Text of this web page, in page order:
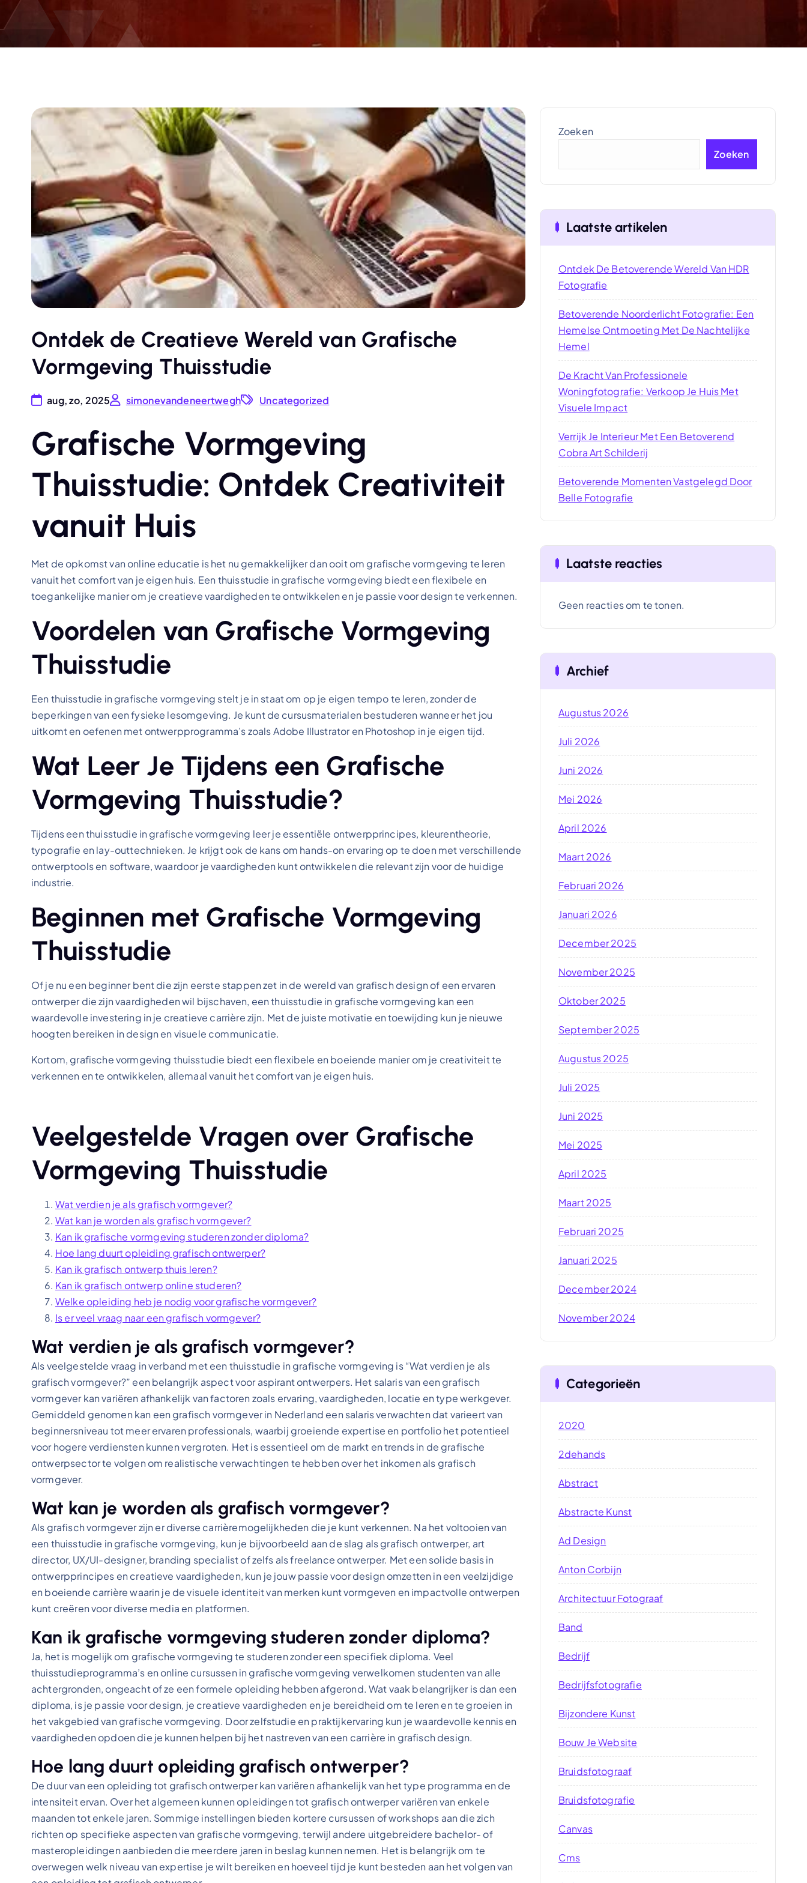
Ontdek de Creatieve Wereld van Grafische
Vormgeving Thuisstudie
aug, zo, 2025 simonevandeneertwegh Uncategorized
Grafische Vormgeving
Thuisstudie: Ontdek Creativiteit
vanuit Huis
Met de opkomst van online educatie is het nu gemakkelijker dan ooit om grafische vormgeving te leren
vanuit het comfort van je eigen huis. Een thuisstudie in grafische vormgeving biedt een flexibele en
toegankelijke manier om je creatieve vaardigheden te ontwikkelen en je passie voor design te verkennen.
Voordelen van Grafische Vormgeving
Thuisstudie
Een thuisstudie in grafische vormgeving stelt je in staat om op je eigen tempo te leren, zonder de
beperkingen van een fysieke lesomgeving. Je kunt de cursusmaterialen bestuderen wanneer het jou
uitkomt en oefenen met ontwerpprogramma’s zoals Adobe Illustrator en Photoshop in je eigen tijd.
Wat Leer Je Tijdens een Grafische
Vormgeving Thuisstudie?
Tijdens een thuisstudie in grafische vormgeving leer je essentiële ontwerpprincipes, kleurentheorie,
typografie en lay-outtechnieken. Je krijgt ook de kans om hands-on ervaring op te doen met verschillende
ontwerptools en software, waardoor je vaardigheden kunt ontwikkelen die relevant zijn voor de huidige
industrie.
Beginnen met Grafische Vormgeving
Thuisstudie
Of je nu een beginner bent die zijn eerste stappen zet in de wereld van grafisch design of een ervaren
ontwerper die zijn vaardigheden wil bijschaven, een thuisstudie in grafische vormgeving kan een
waardevolle investering in je creatieve carrière zijn. Met de juiste motivatie en toewijding kun je nieuwe
hoogten bereiken in design en visuele communicatie.
Kortom, grafische vormgeving thuisstudie biedt een flexibele en boeiende manier om je creativiteit te
verkennen en te ontwikkelen, allemaal vanuit het comfort van je eigen huis.
Veelgestelde Vragen over Grafische
Vormgeving Thuisstudie
Wat verdien je als grafisch vormgever?
Wat kan je worden als grafisch vormgever?
Kan ik grafische vormgeving studeren zonder diploma?
Hoe lang duurt opleiding grafisch ontwerper?
Kan ik grafisch ontwerp thuis leren?
Kan ik grafisch ontwerp online studeren?
Welke opleiding heb je nodig voor grafische vormgever?
Is er veel vraag naar een grafisch vormgever?
Wat verdien je als grafisch vormgever?
Als veelgestelde vraag in verband met een thuisstudie in grafische vormgeving is “Wat verdien je als
grafisch vormgever?” een belangrijk aspect voor aspirant ontwerpers. Het salaris van een grafisch
vormgever kan variëren afhankelijk van factoren zoals ervaring, vaardigheden, locatie en type werkgever.
Gemiddeld genomen kan een grafisch vormgever in Nederland een salaris verwachten dat varieert van
beginnersniveau tot meer ervaren professionals, waarbij groeiende expertise en portfolio het potentieel
voor hogere verdiensten kunnen vergroten. Het is essentieel om de markt en trends in de grafische
ontwerpsector te volgen om realistische verwachtingen te hebben over het inkomen als grafisch
vormgever.
Wat kan je worden als grafisch vormgever?
Als grafisch vormgever zijn er diverse carrièremogelijkheden die je kunt verkennen. Na het voltooien van
een thuisstudie in grafische vormgeving, kun je bijvoorbeeld aan de slag als grafisch ontwerper, art
director, UX/UI-designer, branding specialist of zelfs als freelance ontwerper. Met een solide basis in
ontwerpprincipes en creatieve vaardigheden, kun je jouw passie voor design omzetten in een veelzijdige
en boeiende carrière waarin je de visuele identiteit van merken kunt vormgeven en impactvolle ontwerpen
kunt creëren voor diverse media en platformen.
Kan ik grafische vormgeving studeren zonder diploma?
Ja, het is mogelijk om grafische vormgeving te studeren zonder een specifiek diploma. Veel
thuisstudieprogramma’s en online cursussen in grafische vormgeving verwelkomen studenten van alle
achtergronden, ongeacht of ze een formele opleiding hebben afgerond. Wat vaak belangrijker is dan een
diploma, is je passie voor design, je creatieve vaardigheden en je bereidheid om te leren en te groeien in
het vakgebied van grafische vormgeving. Door zelfstudie en praktijkervaring kun je waardevolle kennis en
vaardigheden opdoen die je kunnen helpen bij het nastreven van een carrière in grafisch design.
Hoe lang duurt opleiding grafisch ontwerper?
De duur van een opleiding tot grafisch ontwerper kan variëren afhankelijk van het type programma en de
intensiteit ervan. Over het algemeen kunnen opleidingen tot grafisch ontwerper variëren van enkele
maanden tot enkele jaren. Sommige instellingen bieden kortere cursussen of workshops aan die zich
richten op specifieke aspecten van grafische vormgeving, terwijl andere uitgebreidere bachelor- of
masteropleidingen aanbieden die meerdere jaren in beslag kunnen nemen. Het is belangrijk om te
overwegen welk niveau van expertise je wilt bereiken en hoeveel tijd je kunt besteden aan het volgen van
Zoeken
Zoeken
Laatste artikelen
Ontdek De Betoverende Wereld Van HDR
Fotografie
Betoverende Noorderlicht Fotografie: Een
Hemelse Ontmoeting Met De Nachtelijke
Hemel
De Kracht Van Professionele
Woningfotografie: Verkoop Je Huis Met
Visuele Impact
Verrijk Je Interieur Met Een Betoverend
Cobra Art Schilderij
Betoverende Momenten Vastgelegd Door
Belle Fotografie
Laatste reacties
Geen reacties om te tonen.
Archief
Augustus 2026
Juli 2026
Juni 2026
Mei 2026
April 2026
Maart 2026
Februari 2026
Januari 2026
December 2025
November 2025
Oktober 2025
September 2025
Augustus 2025
Juli 2025
Juni 2025
Mei 2025
April 2025
Maart 2025
Februari 2025
Januari 2025
December 2024
November 2024
Categorieën
2020
2dehands
Abstract
Abstracte Kunst
Ad Design
Anton Corbijn
Architectuur Fotograaf
Band
Bedrijf
Bedrijfsfotografie
Bijzondere Kunst
Bouw Je Website
Bruidsfotograaf
Bruidsfotografie
Canvas
Cms